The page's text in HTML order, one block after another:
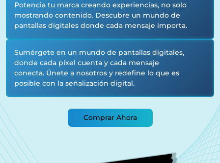
Potencia tu marca creando experiencias, no solo
mostrando contenido. Descubre un mundo de
pantallas digitales donde cada mensaje importa.
Sumérgete en un mundo de pantallas digitales,
donde cada píxel cuenta y cada mensaje
conecta. Únete a nosotros y redefine lo que es
posible con la señalización digital.
Comprar Ahora